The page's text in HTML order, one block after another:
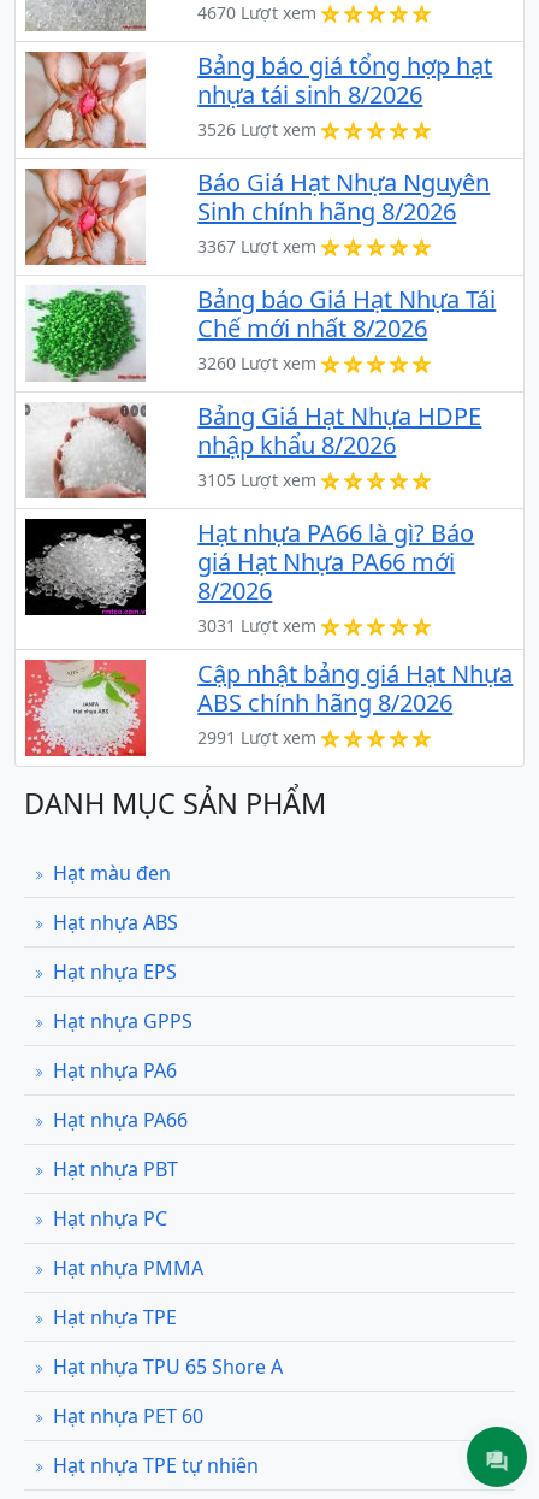
4670 Lượt xem
Bảng báo giá tổng hợp hạt
nhựa tái sinh 8/2026
3526 Lượt xem
Báo Giá Hạt Nhựa Nguyên
Sinh chính hãng 8/2026
3367 Lượt xem
Bảng báo Giá Hạt Nhựa Tái
Chế mới nhất 8/2026
3260 Lượt xem
Bảng Giá Hạt Nhựa HDPE
nhập khẩu 8/2026
3105 Lượt xem
Hạt nhựa PA66 là gì? Báo
giá Hạt Nhựa PA66 mới
8/2026
3031 Lượt xem
Cập nhật bảng giá Hạt Nhựa
ABS chính hãng 8/2026
2991 Lượt xem
DANH MỤC SẢN PHẨM
Hạt màu đen
Hạt nhựa ABS
Hạt nhựa EPS
Hạt nhựa GPPS
Hạt nhựa PA6
Hạt nhựa PA66
Hạt nhựa PBT
Hạt nhựa PC
Hạt nhựa PMMA
Hạt nhựa TPE
Hạt nhựa TPU 65 Shore A
Hạt nhựa PET 60
Hạt nhựa TPE tự nhiên